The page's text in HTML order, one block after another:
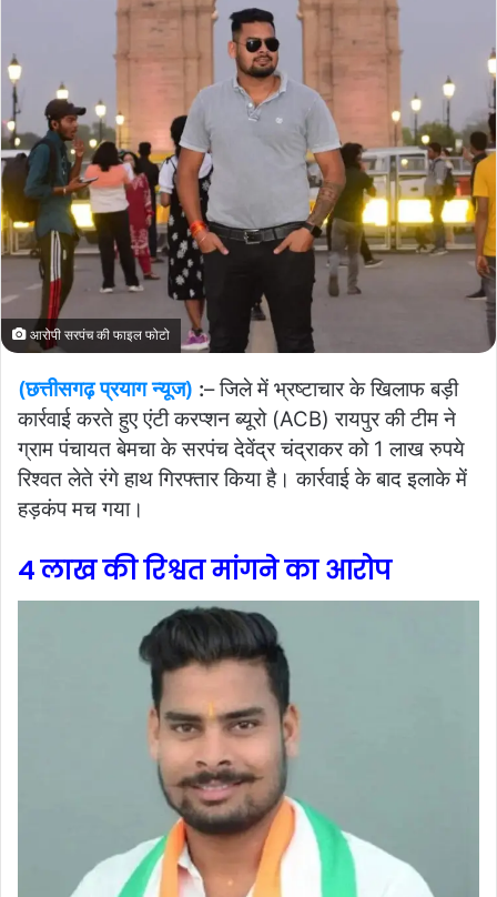
आरोपी सरपंच की फाइल फोटो
(छत्तीसगढ़ प्रयाग न्यूज) :– जिले में भ्रष्टाचार के खिलाफ बड़ी
कार्रवाई करते हुए एंटी करप्शन ब्यूरो (ACB) रायपुर की टीम ने
ग्राम पंचायत बेमचा के सरपंच देवेंद्र चंद्राकर को 1 लाख रुपये
रिश्वत लेते रंगे हाथ गिरफ्तार किया है। कार्रवाई के बाद इलाके में
हड़कंप मच गया।
4 लाख की रिश्वत मांगने का आरोप